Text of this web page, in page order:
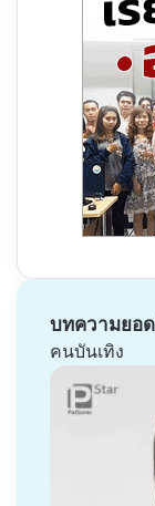
บทความยอ
คนบันเทิง